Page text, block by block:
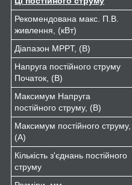
Рекомендована макс. П.В.
живлення, (кВт)
Діапазон MPPT, (В)
Напруга постійного струму
Початок, (В)
Максимум Напруга
постійного струму, (В)
Максимум постійного струму,
(А)
Кількість з'єднань постійного
струму